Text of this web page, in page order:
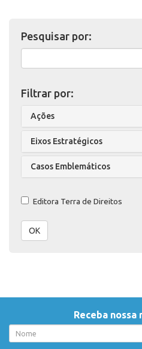
Pesquisar por:
Filtrar por:
Ações
Eixos Estratégicos
Casos Emblemáticos
Editora Terra de Direitos
OK
Receba